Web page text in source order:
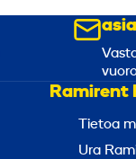
Ramirent
Tietoa
Ura